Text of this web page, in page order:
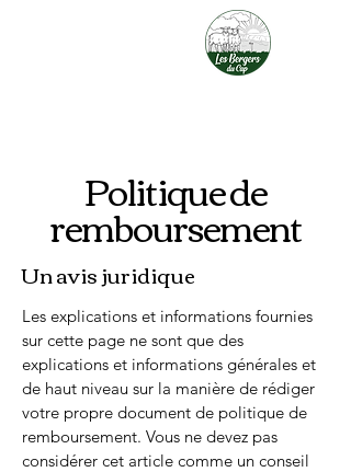
Politique de
remboursement
Un avis juridique
Les explications et informations fournies
sur cette page ne sont que des
explications et informations générales et
de haut niveau sur la manière de rédiger
votre propre document de politique de
remboursement. Vous ne devez pas
considérer cet article comme un conseil